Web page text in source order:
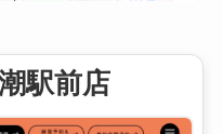
駅前店